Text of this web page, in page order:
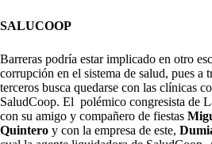
SALUCOOP
Barreras podría estar implicado en otro
corrupción en el sistema de salud, pues a
terceros busca quedarse con las clínicas
SaludCoop. El polémico congresista de
con su amigo y compañero de fiestas
Quintero y con la empresa de este,